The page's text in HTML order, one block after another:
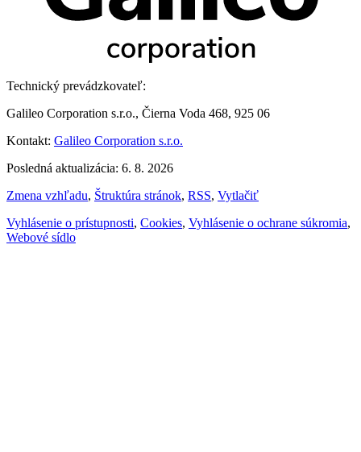
Technický prevádzkovateľ:
Galileo Corporation s.r.o., Čierna Voda 468, 925 06
Kontakt: Galileo Corporation s.r.o.
Posledná aktualizácia: 6. 8. 2026
Zmena vzhľadu, Štruktúra stránok, RSS, Vytlačiť
Vyhlásenie o prístupnosti, Cookies, Vyhlásenie o ochrane súkromia,
Webové sídlo